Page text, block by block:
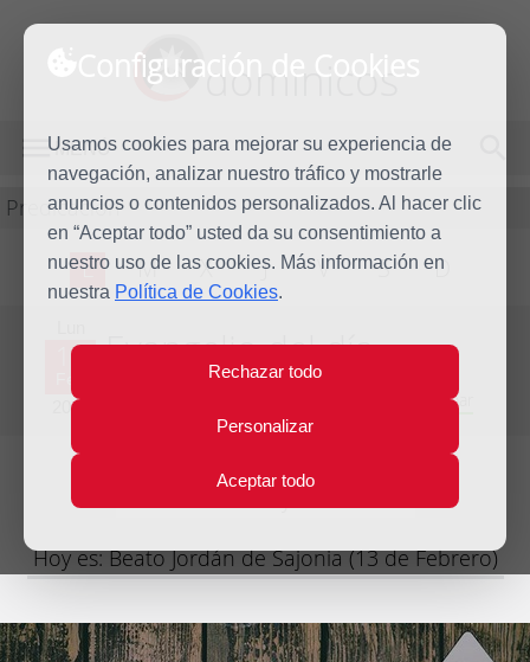
Configuración de Cookies
Usamos cookies para mejorar su experiencia de
navegación, analizar nuestro tráfico y mostrarle
anuncios o contenidos personalizados. Al hacer clic
en “Aceptar todo” usted da su consentimiento a
nuestro uso de las cookies. Más información en
nuestra Política de Cookies.
Rechazar todo
Personalizar
Aceptar todo
dominicos
MENÚ
Predicación
L M X J V S D
13
2023
Evangelio del día
Sexta Semana del Tiempo Ordinario - Año Impar
Lecturas del día y comentario
Hoy es: Beato Jordán de Sajonia (13 de Febrero)